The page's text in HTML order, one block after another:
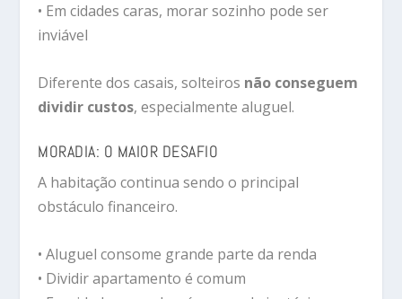
• Em cidades caras, morar sozinho pode ser
inviável
Diferente dos casais, solteiros não conseguem
dividir custos, especialmente aluguel.
MORADIA: O MAIOR DESAFIO
A habitação continua sendo o principal
obstáculo financeiro.
• Aluguel consome grande parte da renda
• Dividir apartamento é comum